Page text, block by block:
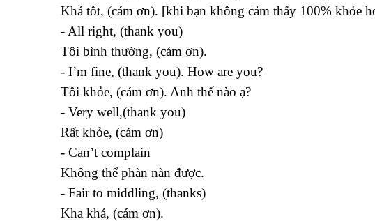
Khá tốt, (cám ơn). [khi bạn không cảm thấy 100% khỏe
- All right, (thank you)
Tôi bình thường, (cám ơn).
- I’m fine, (thank you). How are you?
Tôi khỏe, (cám ơn). Anh thế nào ạ?
- Very well,(thank you)
Rất khỏe, (cám ơn)
- Can’t complain
Không thể phàn nàn được.
- Fair to middling, (thanks)
Kha khá, (cám ơn).